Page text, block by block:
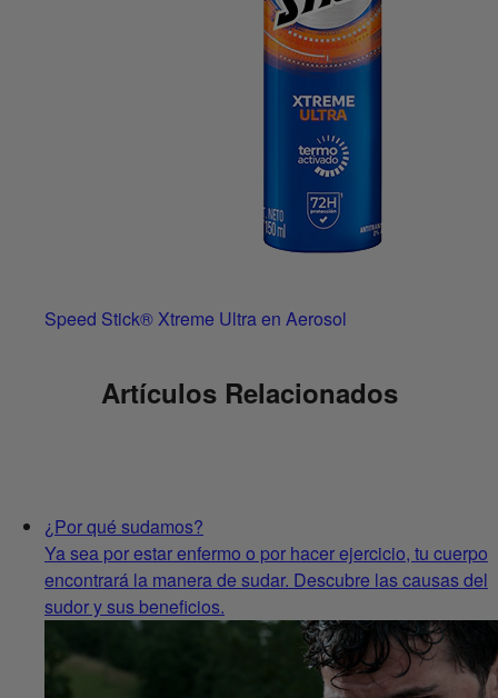
Speed Stick® Xtreme Ultra en Aerosol
Artículos Relacionados
¿Por qué sudamos?
Ya sea por estar enfermo o por hacer ejercicio, tu cuerpo
encontrará la manera de sudar. Descubre las causas del
sudor y sus beneficios.